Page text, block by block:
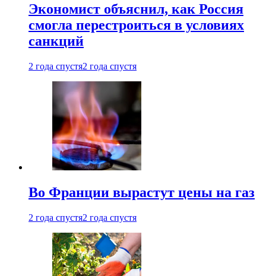
Экономист объяснил, как Россия
смогла перестроиться в условиях
санкций
2 года спустя2 года спустя
Во Франции вырастут цены на газ
2 года спустя2 года спустя